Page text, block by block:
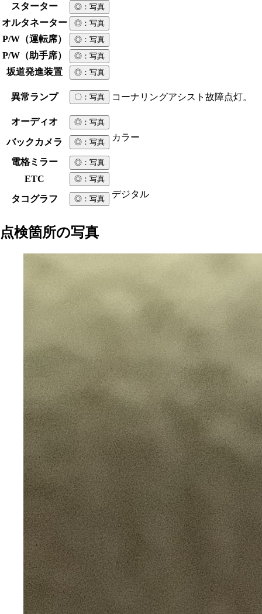
スターター ◎ ：写真
オルタネーター ◎ ：写真
P/W（運転席） ◎ ：写真
P/W（助手席） ◎ ：写真
坂道発進装置 ◎ ：写真
異常ランプ 〇 ：写真 コーナリングアシスト故障点灯。
オーディオ ◎ ：写真
バックカメラ ◎ ：写真 カラー
電格ミラー ◎ ：写真
ETC ◎ ：写真
タコグラフ ◎ ：写真 デジタル
点検箇所の写真